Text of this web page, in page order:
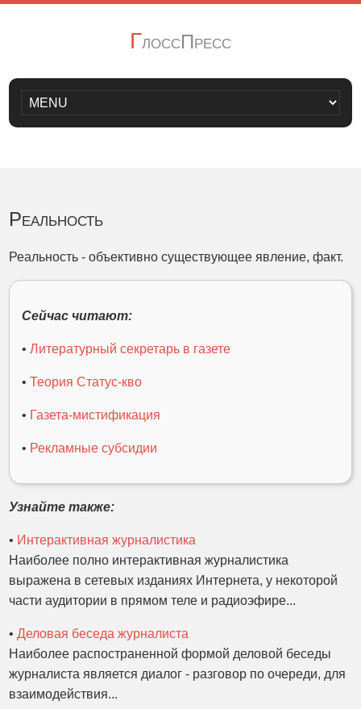
ГлоссПресс
Реальность
Реальность - объективно существующее явление, факт.
Сейчас читают:
•Литературный секретарь в газете
•Теория Статус-кво
• Газета-мистификация
• Рекламные субсидии
Узнайте также:
• Интерактивная журналистика
Наиболее полно интерактивная журналистика
выражена в сетевых изданиях Интернета, у некоторой
части аудитории в прямом теле и радиоэфире...
•Деловая беседа журналиста
Наиболее распостраненной формой деловой беседы
журналиста является диалог - разговор по очереди, для
взаимодействия...